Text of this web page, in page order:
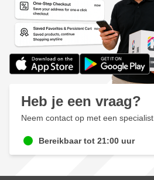
Heb je een vraag?
Neem contact op met een specialist
Bereikbaar tot 21:00 uur